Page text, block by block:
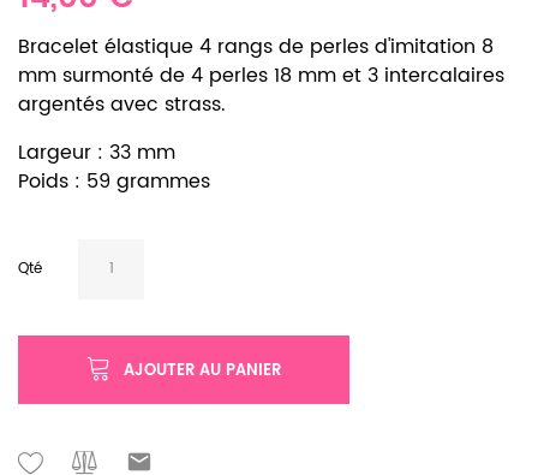
Bracelet élastique 4 rangs de perles d'imitation 8
mm surmonté de 4 perles 18 mm et 3 intercalaires
argentés avec strass.
Largeur : 33 mm
Poids : 59 grammes
Qté
AJOUTER AU PANIER